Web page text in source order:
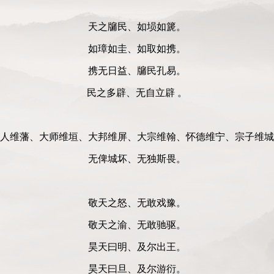
天之牖民、如埙如篪。
如璋如圭、如取如携。
携无日益、牖民孔易。
民之多辟、无自立辟 。
维藩、大师维垣、大邦维屏、大宗维翰、怀德维宁、宗子维
无俾城坏、无独斯畏。
敬天之怒、无敢戏豫。
敬天之渝、无敢驰驱。
昊天曰明、及尔出王。
昊天曰旦、及尔游衍。